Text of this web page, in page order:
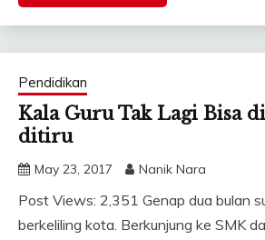
Pendidikan
Kala Guru Tak Lagi Bisa
ditiru
May 23, 2017 Nanik Nara
Post Views: 2,351 Genap dua bulan
berkeliling kota. Berkunjung ke SMK